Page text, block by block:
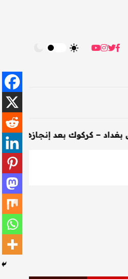
إنجازه خلال 200 يوم -